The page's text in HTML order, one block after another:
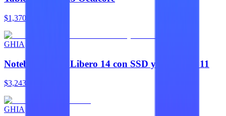
$1,370
GHIA
Notebook Ghia Libero 14 con SSD y Windows 11
$3,243
GHIA